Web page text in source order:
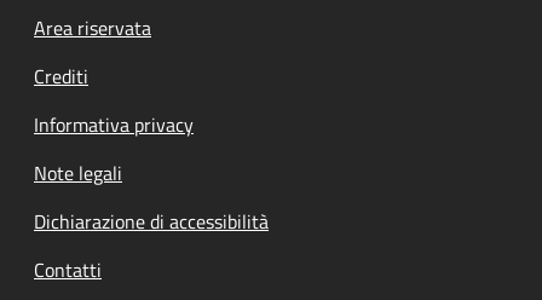
Footer menu
Area riservata
Crediti
Informativa privacy
Note legali
Dichiarazione di accessibilità
Contatti